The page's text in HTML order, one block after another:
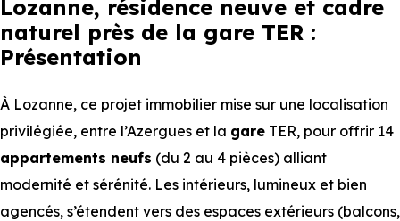
Lozanne, résidence neuve et cadre
naturel près de la gare TER :
Présentation
À Lozanne, ce projet immobilier mise sur une localisation
privilégiée, entre l’Azergues et la gare TER, pour offrir 14
appartements neufs (du 2 au 4 pièces) alliant
modernité et sérénité. Les intérieurs, lumineux et bien
agencés, s’étendent vers des espaces extérieurs (balcons,